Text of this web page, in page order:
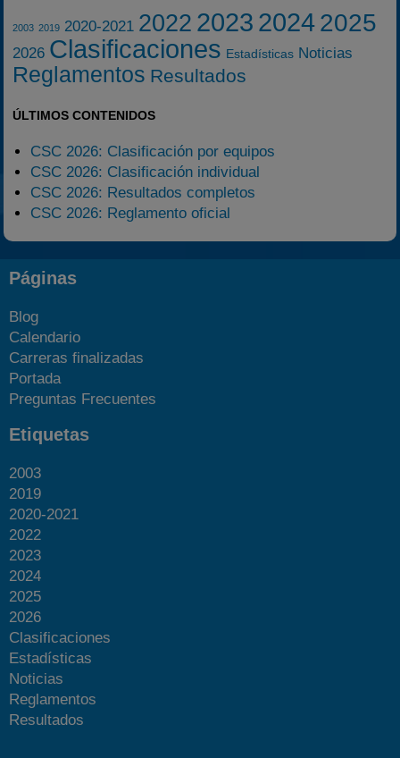
2003 2019 2020-2021 2022 2023 20242025
2026 Clasificaciones Estadísticas Noticias
Reglamentos Resultados
ÚLTIMOS CONTENIDOS
CSC 2026: Clasificación por equipos
CSC 2026: Clasificación individual
CSC 2026: Resultados completos
CSC 2026: Reglamento oficial
Páginas
Blog
Calendario
Carreras finalizadas
Portada
Preguntas Frecuentes
Etiquetas
2003
2019
2020-2021
2022
2023
2024
2025
2026
Clasificaciones
Estadísticas
Noticias
Reglamentos
Resultados